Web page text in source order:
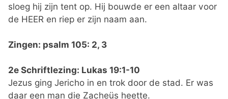
sloeg hij zijn tent op. Hij bouwde er een altaar voor
de HEER en riep er zijn naam aan.
Zingen: psalm 105: 2, 3
2e Schriftlezing: Lukas 19:1-10
Jezus ging Jericho in en trok door de stad. Er was
daar een man die Zacheüs heette.